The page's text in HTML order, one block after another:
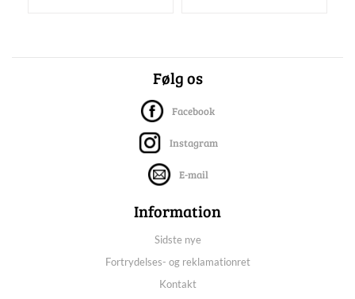
Følg os
Facebook
Instagram
E-mail
Information
Sidste nye
Fortrydelses- og reklamationret
Kontakt